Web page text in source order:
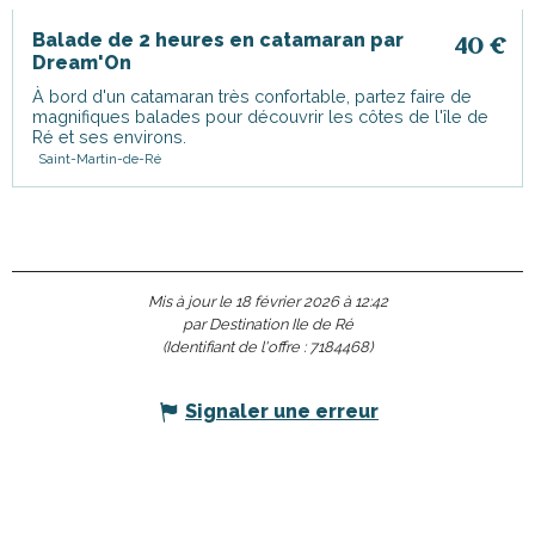
40 €
Balade de 2 heures en catamaran par
Dream'On
À bord d'un catamaran très confortable, partez faire de
magnifiques balades pour découvrir les côtes de l'île de
Ré et ses environs.
Saint-Martin-de-Ré
Mis à jour le 18 février 2026 à 12:42
par Destination Ile de Ré
(Identifiant de l'offre : 7184468)
Signaler une erreur